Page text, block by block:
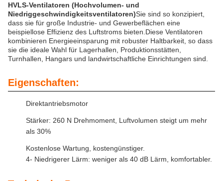
HVLS-Ventilatoren (Hochvolumen- und
Niedriggeschwindigkeitsventilatoren)Sie sind so konzipiert,
dass sie für große Industrie- und Gewerbeflächen eine
beispiellose Effizienz des Luftstroms bieten.Diese Ventilatoren
kombinieren Energieeinsparung mit robuster Haltbarkeit, so dass
sie die ideale Wahl für Lagerhallen, Produktionsstätten,
Turnhallen, Hangars und landwirtschaftliche Einrichtungen sind.
Eigenschaften:
Direktantriebsmotor
Stärker: 260 N Drehmoment, Luftvolumen steigt um mehr
als 30%
Kostenlose Wartung, kostengünstiger.
4- Niedrigerer Lärm: weniger als 40 dB Lärm, komfortabler.